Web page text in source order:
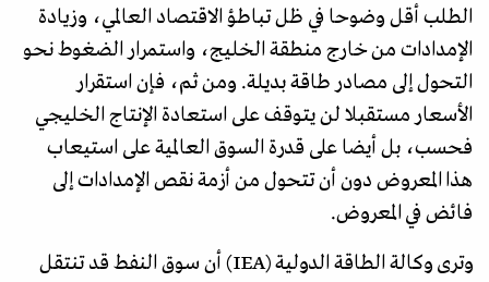
الطلب أقل وضوحا في ظل تباطؤ الاقتصاد العالمي، وزيادة
الإمدادات من خارج منطقة الخليج، واستمرار الضغوط نحو
التحول إلى مصادر طاقة بديلة. ومن ثم، فإن استقرار
الأسعار مستقبلا لن يتوقف على استعادة الإنتاج الخليجي
فحسب، بل أيضا على قدرة السوق العالمية على استيعاب
هذا المعروض دون أن تتحول من أزمة نقص الإمدادات إلى
فائض في المعروض.
وترى وكالة الطاقة الدولية (IEA) أن سوق النفط قد تنتقل